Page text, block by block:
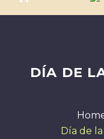
DÍA DE
Día de